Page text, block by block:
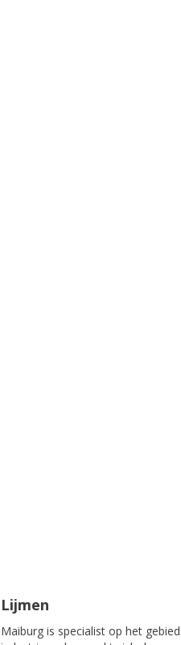
Lijmen
Maiburg is specialist op het